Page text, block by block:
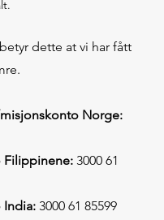
dette at vi har fått
Norge:
Filippinene: 3000 61
India: 3000 61 85599